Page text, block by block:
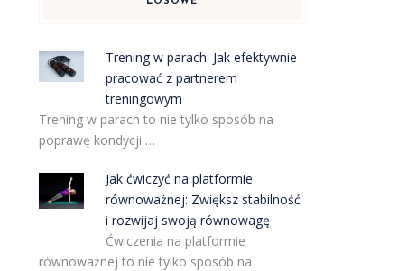
Trening w parach: Jak efektywnie
pracować z partnerem
treningowym
Trening w parach to nie tylko sposób na
poprawę kondycji …
Jak ćwiczyć na platformie
równoważnej: Zwiększ stabilność
i rozwijaj swoją równowagę
Ćwiczenia na platformie
równoważnej to nie tylko sposób na